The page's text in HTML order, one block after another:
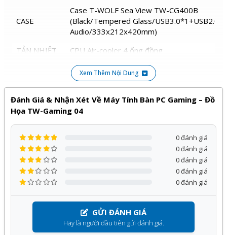
CASE
Case T-WOLF Sea View TW-CG400B
(Black/Tempered Glass/
Audio/333x212x420mm)
TẢN NHIỆT
CPU Air-cooler 4 ống đồng
Fan Case Led RGB *3
QUÀ TẶNG
Bộ bàn phím và chuột Gaming T-Wolf
Sản phẩmMáy tính bàn PC Gaming – Đồ họa TW-
Gaming 04củaT-WOLFphân phối bởi Kỹ Thuật Vtech
được cam kết chính hãng, giá tốt và bảo hành
36 tháng, đi
kèm với nhiều chương trình ưu đãi hấp dẫn khác.
Quý khách hàng hoàn toàn yên tâm khi lựa chọn sử dụng
Xem Thêm Nội Dung
Đánh Giá & Nhận Xét Về Máy Tính Bàn PC Gaming – Đồ
Họa TW-Gaming 04
GỬI ĐÁNH GIÁ
Hãy là người đầu tiên gửi đánh giá.
0 đánh giá
0 đánh giá
0 đánh giá
0 đánh giá
0 đánh giá